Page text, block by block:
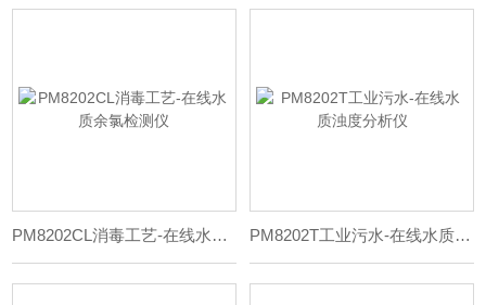
PM8202CL消毒工艺-在线水质余氯检测仪 PM8202T工业污水-在线水质浊度分析仪